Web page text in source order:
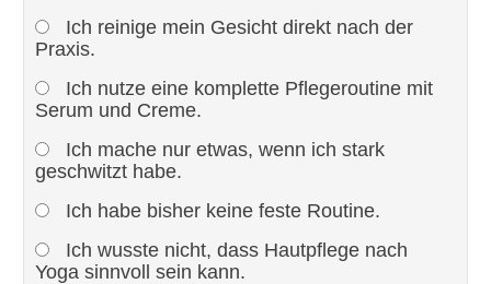
Ich reinige mein Gesicht direkt nach der
Praxis.
Ich nutze eine komplette Pflegeroutine mit
Serum und Creme.
Ich mache nur etwas, wenn ich stark
geschwitzt habe.
Ich habe bisher keine feste Routine.
Ich wusste nicht, dass Hautpflege nach
Yoga sinnvoll sein kann.